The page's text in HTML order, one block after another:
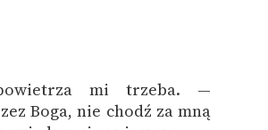
mi trzeba. —
Boga, nie chodź za mną